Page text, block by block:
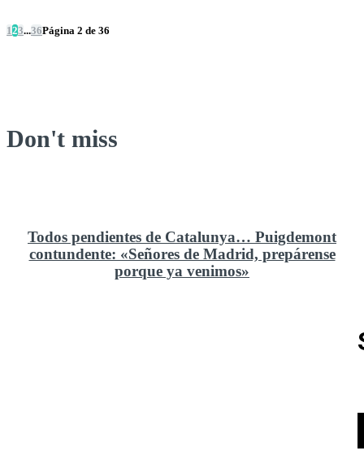
123...36Página 2 de 36
Don't miss
Todos pendientes de Catalunya… Puigdemont
contundente: «Señores de Madrid, prepárense
porque ya venimos»